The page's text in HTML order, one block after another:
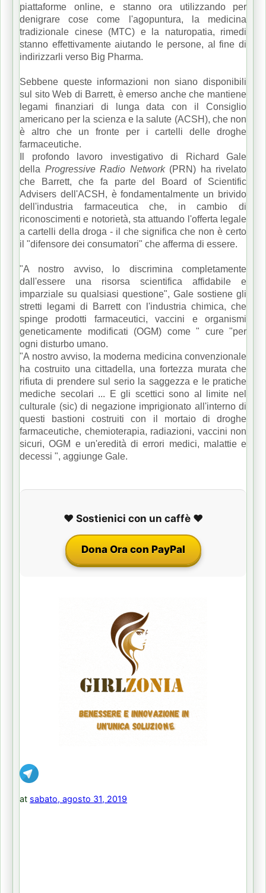
piattaforme online, e stanno ora utilizzando per
denigrare cose come l'agopuntura, la medicina
tradizionale cinese (MTC) e la naturopatia, rimedi
stanno effettivamente aiutando le persone, al fine di
indirizzarli verso Big Pharma.
Sebbene queste informazioni non siano disponibili
sul sito Web di Barrett, è emerso anche che mantiene
legami finanziari di lunga data con il Consiglio
americano per la scienza e la salute (ACSH), che non
è altro che un fronte per i cartelli delle droghe
farmaceutiche.
Il profondo lavoro investigativo di Richard Gale
della Progressive Radio Network(PRN) ha rivelato
che Barrett, che fa parte del Board of Scientific
Advisers dell'ACSH, è fondamentalmente un brivido
dell'industria farmaceutica che, in cambio di
riconoscimenti e notorietà, sta attuando l'offerta legale
a cartelli della droga - il che significa che non è certo
il "difensore dei consumatori" che afferma di essere.
"A nostro avviso, lo discrimina completamente
dall'essere una risorsa scientifica affidabile e
imparziale su qualsiasi questione", Gale sostiene gli
stretti legami di Barrett con l'industria chimica, che
spinge prodotti farmaceutici, vaccini e organismi
geneticamente modificati (OGM) come " cure "per
ogni disturbo umano.
"A nostro avviso, la moderna medicina convenzionale
ha costruito una cittadella, una fortezza murata che
rifiuta di prendere sul serio la saggezza e le pratiche
mediche secolari ... E gli scettici sono al limite nel
culturale (sic) di negazione imprigionato all'interno di
questi bastioni costruiti con il mortaio di droghe
farmaceutiche, chemioterapia, radiazioni, vaccini non
sicuri, OGM e un'eredità di errori medici, malattie e
decessi ", aggiunge Gale.
❤️ Sostienici con un caffè ❤️
Dona Ora con PayPal
at sabato, agosto 31, 2019